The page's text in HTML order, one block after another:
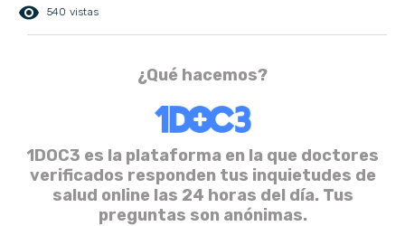
remove_red_eye 540 vistas
¿Qué hacemos?
1DOC3 es la plataforma en la que doctores
verificados responden tus inquietudes de
salud online las 24 horas del día. Tus
preguntas son anónimas.